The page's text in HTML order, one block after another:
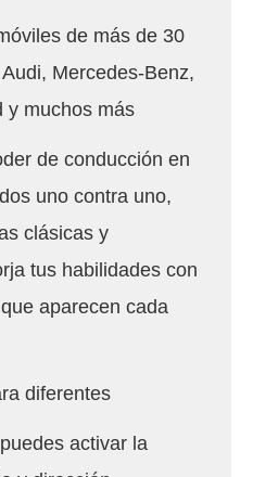
de más de 30
Mercedes-Benz,
y muchos más
de conducción en
uno contra uno,
clásicas y
tus habilidades con
aparecen cada
diferentes
activar la